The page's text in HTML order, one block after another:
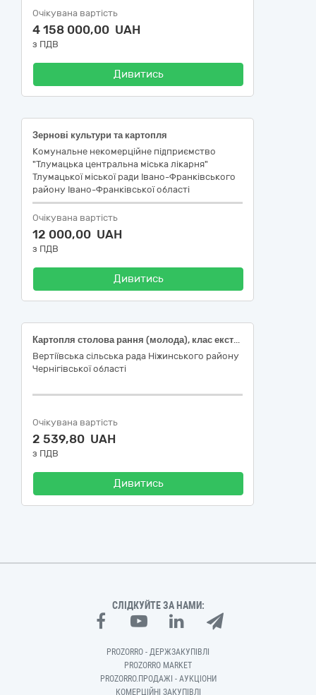
Очікувана вартість
4 158 000,00 UAH
з ПДВ
Дивитись
Зернові культури та картопля
Комунальне некомерційне підприємство
"Тлумацька центральна міська лікарня"
Тлумацької міської ради Івано-Франківського
району Івано-Франківської області
Очікувана вартість
12 000,00 UAH
з ПДВ
Дивитись
Картопля столова рання (молода), клас екстра, ДСТУ 9221 (код ДК 021:2015: 03210000-6 Зернові культури та картопля )
Вертіївська сільська рада Ніжинського району
Чернігівської області
Очікувана вартість
2 539,80 UAH
з ПДВ
Дивитись
СЛІДКУЙТЕ ЗА НАМИ:
PROZORRO - ДЕРЖЗАКУПІВЛІ
PROZORRO MARKET
PROZORRO.ПРОДАЖІ - АУКЦІОНИ
КОМЕРЦІЙНІ ЗАКУПІВЛІ